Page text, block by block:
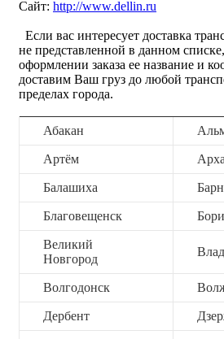
Сайт: http://www.dellin.ru
Если вас интересует доставка
не представленной в данном
оформлении заказа ее название и
доставим Ваш груз до любой
пределах города.
Абакан
Артём
Балашиха
Благовещенск
Великий
Новгород
Волгодонск
Дербент